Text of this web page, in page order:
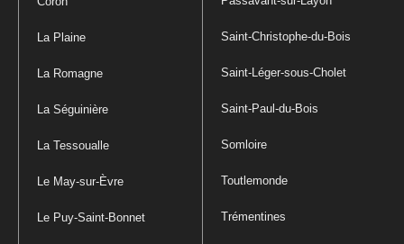
La Plaine
La Romagne
La Séguinière
La Tessoualle
Le May-sur-Èvre
Le Puy-Saint-Bonnet
Saint-Christophe-du-Bois
Saint-Léger-sous-Cholet
Saint-Paul-du-Bois
Somloire
Toutlemonde
Trémentines